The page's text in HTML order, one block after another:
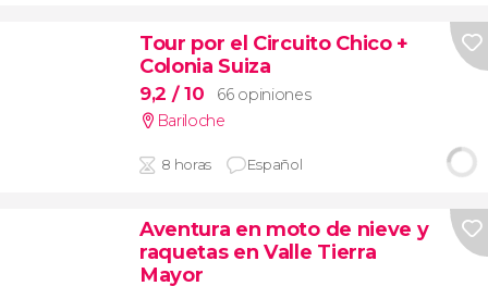
Tour por el Circuito Chico +
Colonia Suiza
9,2 / 10
66 opiniones
Bariloche
8 horas Español
Aventura en moto de nieve y
raquetas en Valle Tierra
Mayor